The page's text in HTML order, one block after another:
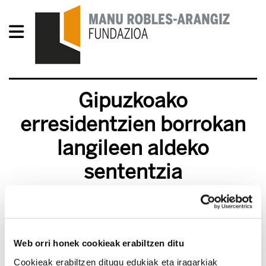
Web orri honek cookieak erabiltzen ditu
Cookieak erabiltzen ditugu edukiak eta iragarkiak
Gipuzkoako
erresidentzien borrokan
langileen aldeko
sententzia